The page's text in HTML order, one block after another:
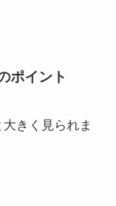
ポイント
きく見られま